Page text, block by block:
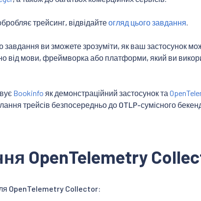
трейсинг, відвідайтеогляд цього завдання.
ви зможете зрозуміти, як ваш застосунок
від мови, фреймворка або платформи, який ви
Bookinfo як демонстраційний застосунок та
трейсів безпосередньо до OTLP-сумісного
OpenTelemetry
OpenTelemetry Collector: